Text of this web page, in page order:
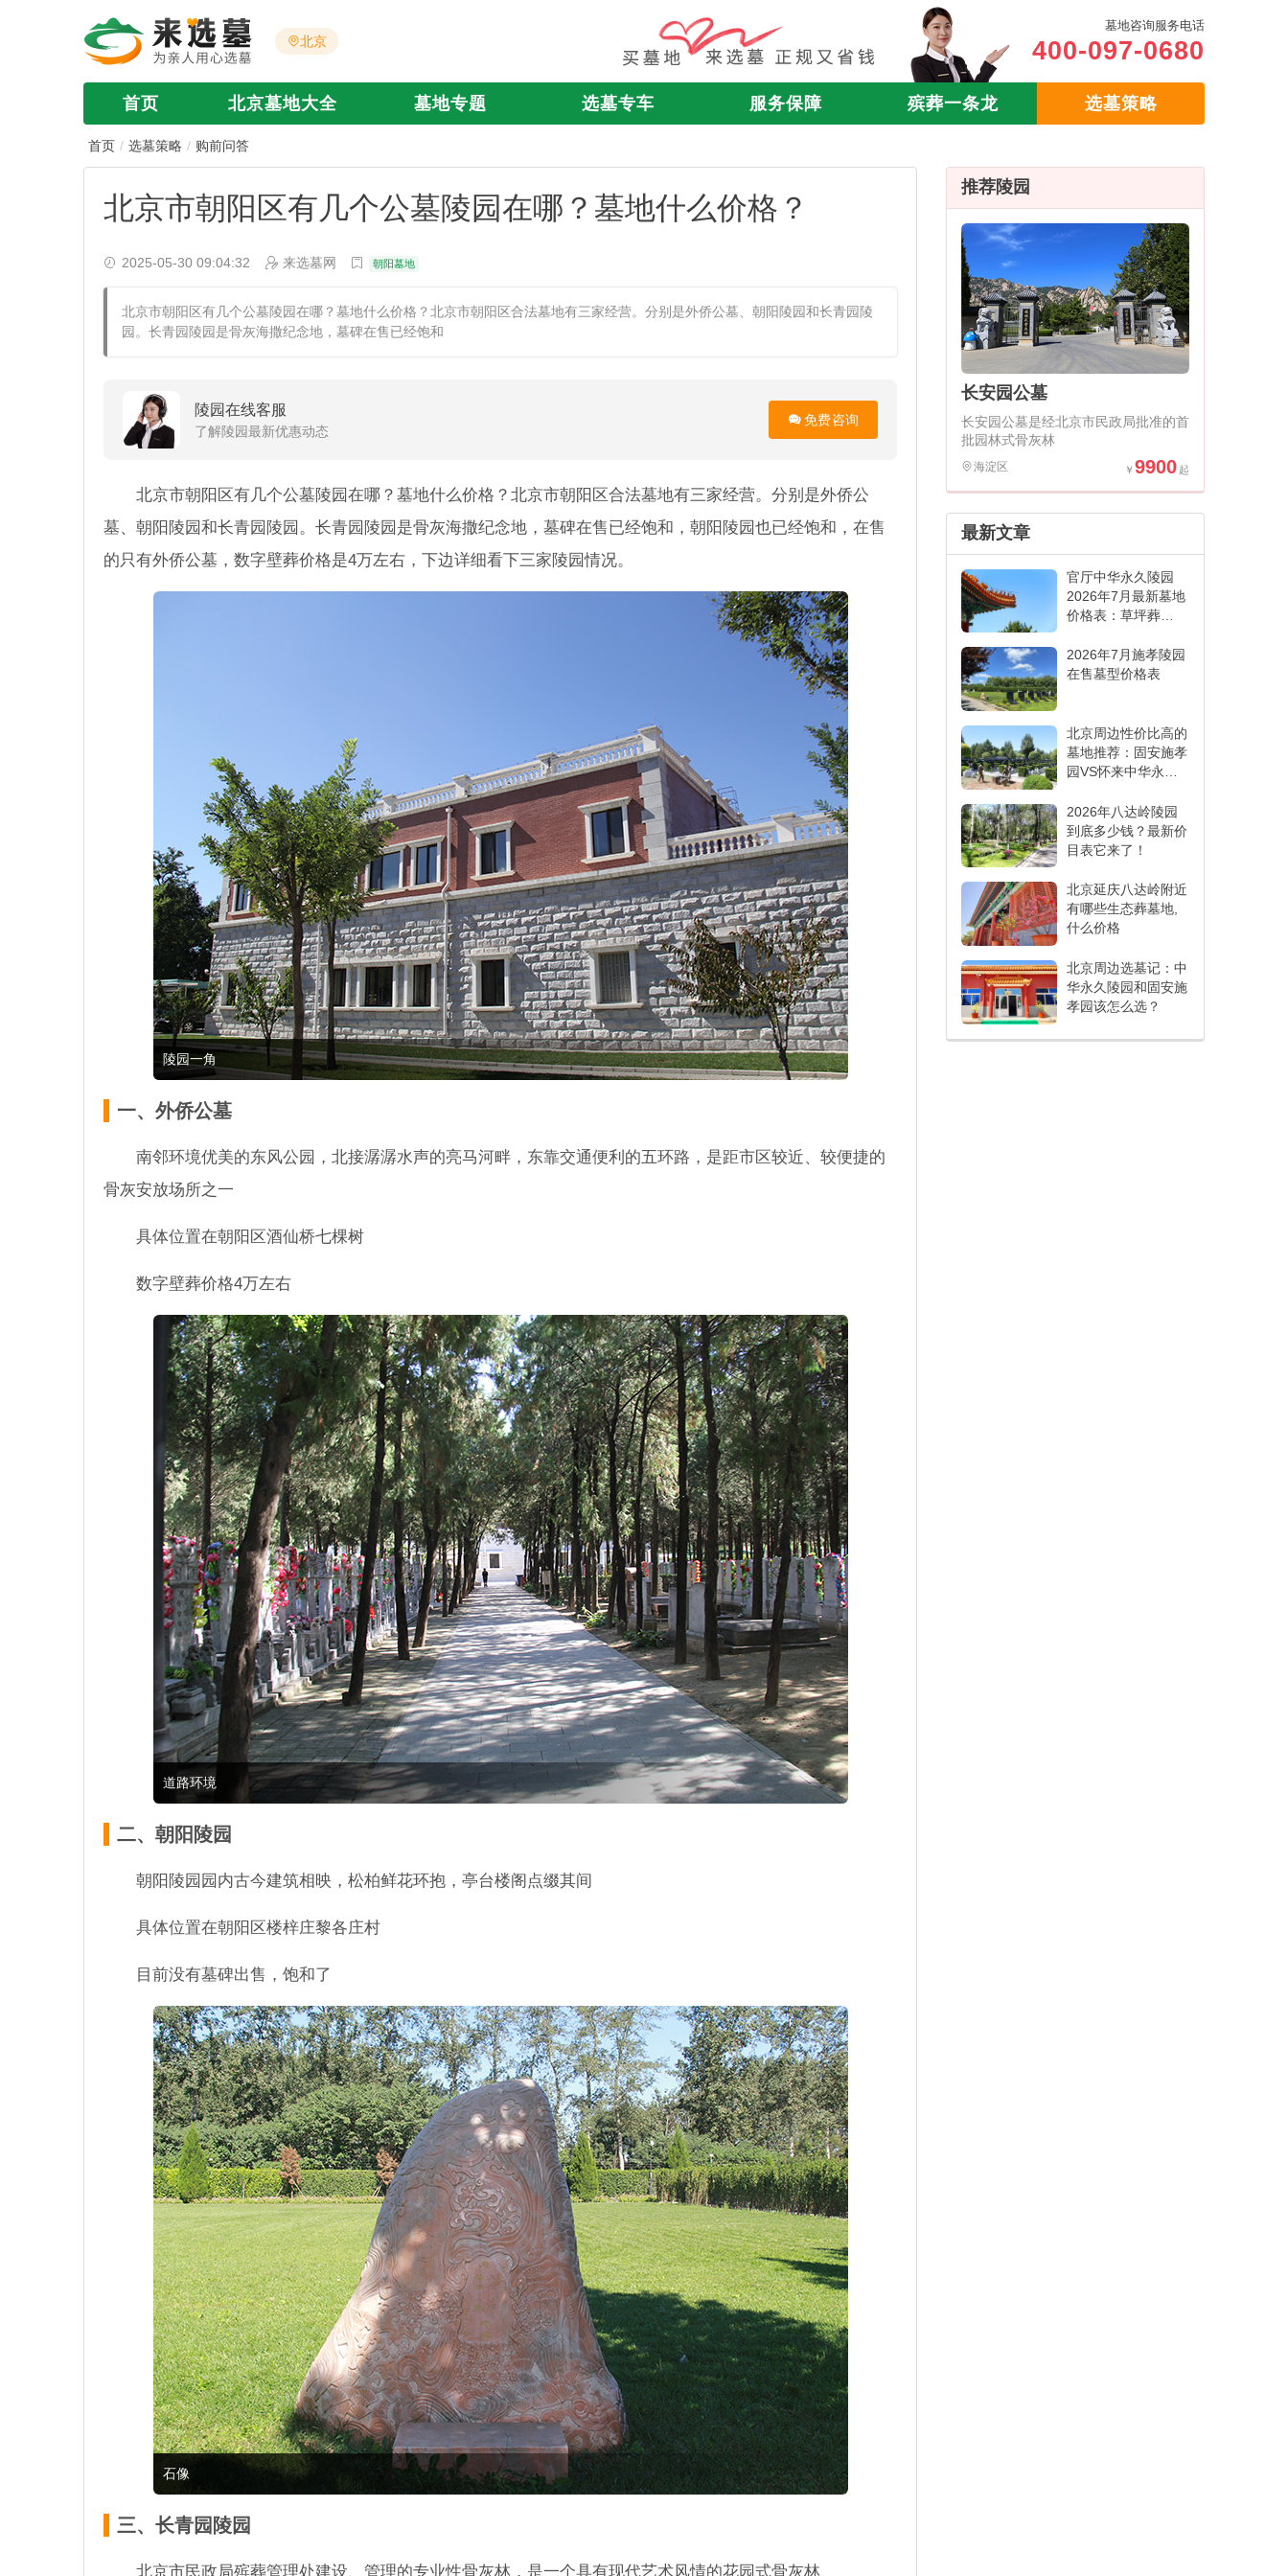
北京
墓地咨询服务电话
400-097-0680
首页 北京墓地大全 墓地专题 选墓专车 服务保障 殡葬一条龙 选墓策略
首页 选墓策略 购前问答
北京市朝阳区有几个公墓陵园在哪？墓地什么价格？
2025-05-30 09:04:32 来选墓网 朝阳墓地
北京市朝阳区有几个公墓陵园在哪？墓地什么价格？北京市朝阳区合法墓地有三家经营。分别是外侨公墓、朝阳陵园和长青园陵
园。长青园陵园是骨灰海撒纪念地，墓碑在售已经饱和
陵园在线客服
了解陵园最新优惠动态
免费咨询
北京市朝阳区有几个公墓陵园在哪？墓地什么价格？北京市朝阳区合法墓地有三家经营。分别是外侨公
墓、朝阳陵园和长青园陵园。长青园陵园是骨灰海撒纪念地，墓碑在售已经饱和，朝阳陵园也已经饱和，在售
的只有外侨公墓，数字壁葬价格是4万左右，下边详细看下三家陵园情况。
陵园一角
一、外侨公墓
南邻环境优美的东风公园，北接潺潺水声的亮马河畔，东靠交通便利的五环路，是距市区较近、较便捷的
骨灰安放场所之一
具体位置在朝阳区酒仙桥七棵树
数字壁葬价格4万左右
道路环境
二、朝阳陵园
朝阳陵园园内古今建筑相映，松柏鲜花环抱，亭台楼阁点缀其间
具体位置在朝阳区楼梓庄黎各庄村
目前没有墓碑出售，饱和了
石像
三、长青园陵园
北京市民政局殡葬管理处建设、管理的专业性骨灰林，是一个具有现代艺术风情的花园式骨灰林
推荐陵园
长安园公墓
长安园公墓是经北京市民政局批准的首
批园林式骨灰林
海淀区 9900
最新文章
官厅中华永久陵园
2026年7月最新墓地
价格表：草坪葬
表看懂
2026年7月施孝陵园
在售墓型价格表
北京周边性价比高的
墓地推荐：固安施孝
园VS怀来中华永久
2026年八达岭陵园
到底多少钱？最新价
目表它来了！
北京延庆八达岭附近
有哪些生态葬墓地,
什么价格
北京周边选墓记：中
华永久陵园和固安施
孝园该怎么选？